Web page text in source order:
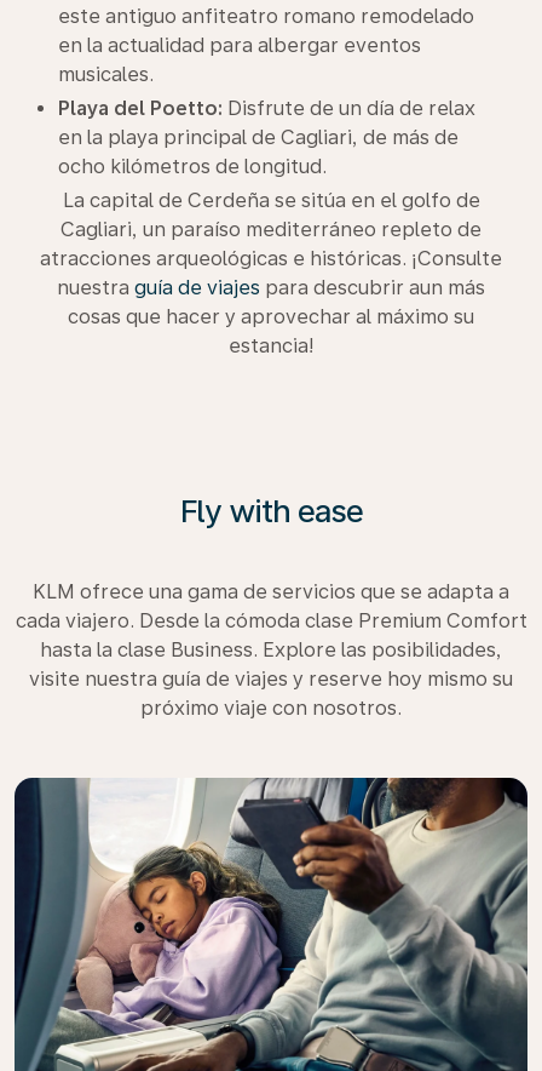
este antiguo anfiteatro romano remodelado
en la actualidad para albergar eventos
musicales.
Playa del Poetto: Disfrute de un día de relax
en la playa principal de Cagliari, de más de
ocho kilómetros de longitud.
La capital de Cerdeña se sitúa en el golfo de
Cagliari, un paraíso mediterráneo repleto de
atracciones arqueológicas e históricas. ¡Consulte
nuestra guía de viajes para descubrir aun más
cosas que hacer y aprovechar al máximo su
estancia!
Fly with ease
KLM ofrece una gama de servicios que se adapta a
cada viajero. Desde la cómoda clase Premium Comfort
hasta la clase Business. Explore las posibilidades,
visite nuestra guía de viajes y reserve hoy mismo su
próximo viaje con nosotros.